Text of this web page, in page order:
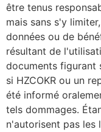
être tenus
mais sans s'y
données ou de
résultant de
documents figurant
si HZCOKR ou un
été informé
tels dommages.
n'autorisent pas les